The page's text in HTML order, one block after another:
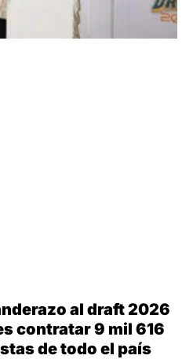
al draft 2026
contratar 9 mil 616
de todo el país